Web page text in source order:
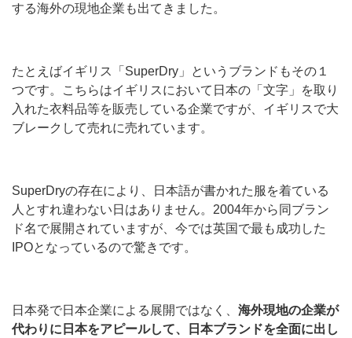
する海外の現地企業も出てきました。
たとえばイギリス「SuperDry」というブランドもその１
つです。こちらはイギリスにおいて日本の「文字」を取り
入れた衣料品等を販売している企業ですが、イギリスで大
ブレークして売れに売れています。
SuperDryの存在により、日本語が書かれた服を着ている
人とすれ違わない日はありません。2004年から同ブラン
ド名で展開されていますが、今では英国で最も成功した
IPOとなっているので驚きです。
日本発で日本企業による展開ではなく、 海外現地の企業が
代わりに日本をアピールして、日本ブランドを全面に出し